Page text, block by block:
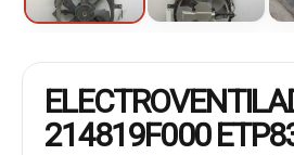
214819F000